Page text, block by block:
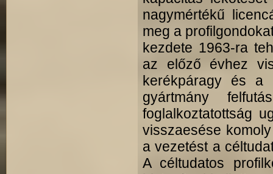
nagymértékű
meg a
kezdete 1963-ra
az előző évhez
kerékpáragy és a
gyártmány
foglalkoztatottság
visszaesése
a vezetést a
A céltudatos